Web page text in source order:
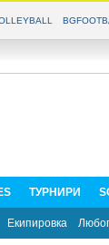
ТУРНИРИ
Екипировка